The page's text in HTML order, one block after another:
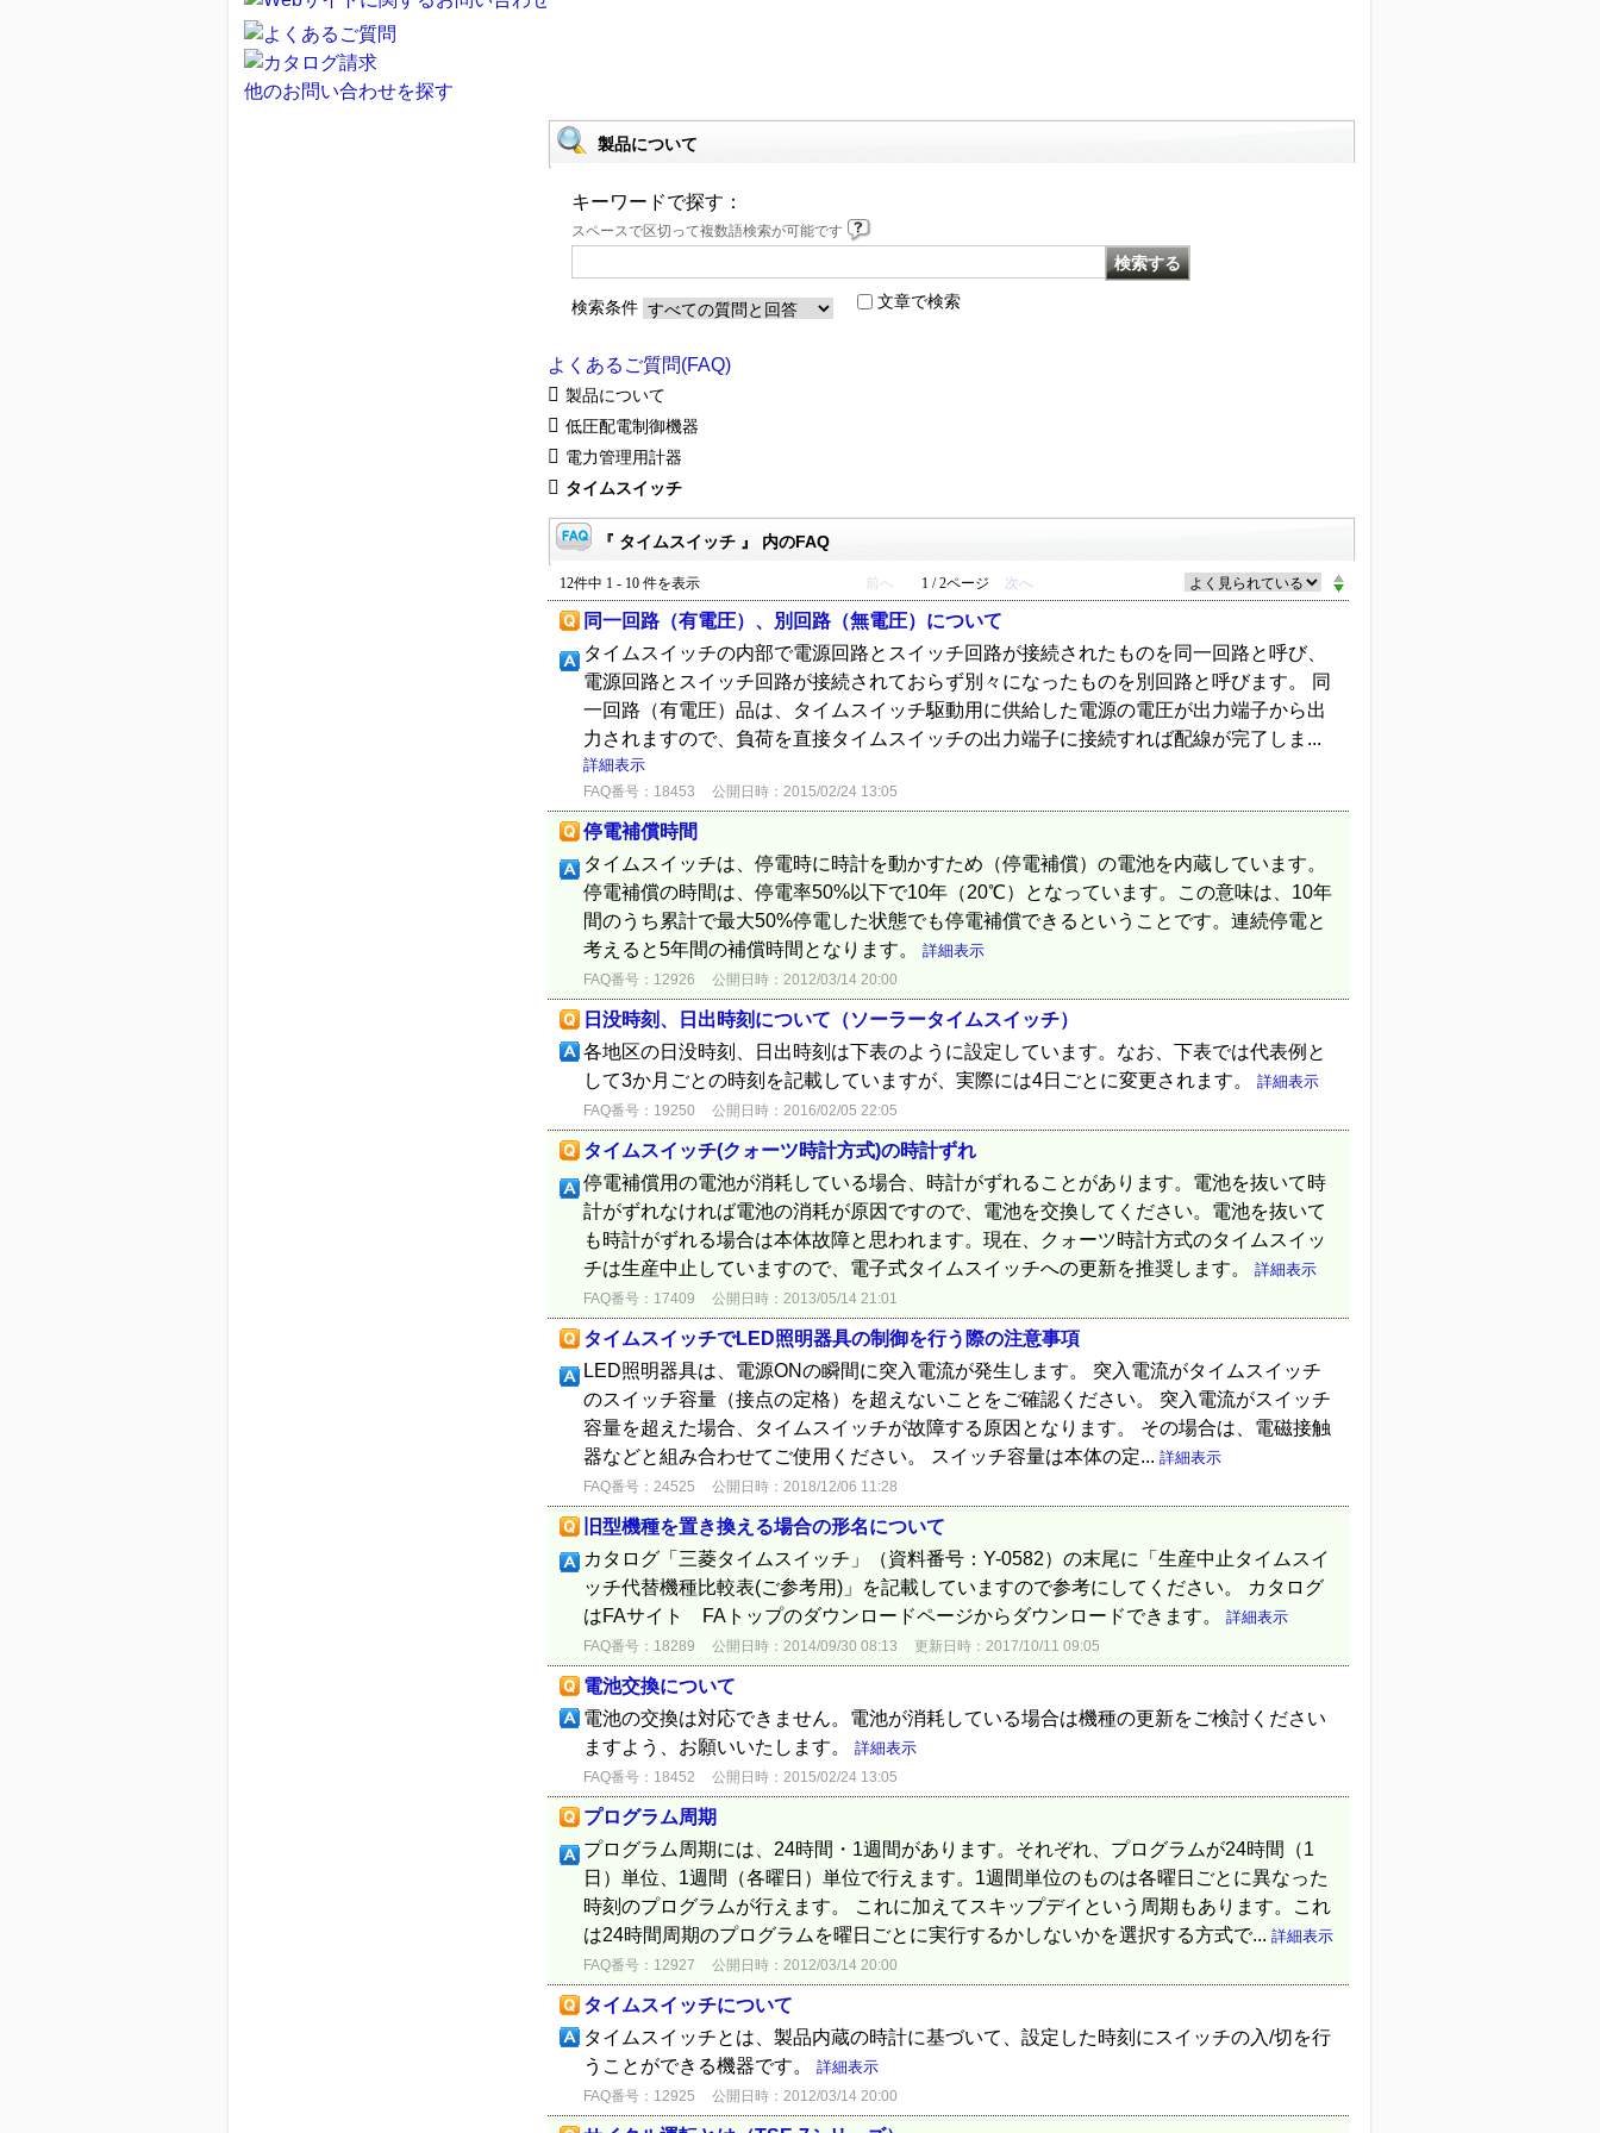
他のお問い合わせを探す
製品について
キーワードで探す：
スペースで区切って複数語検索が可能です
検索条件 文章で検索
よくあるご質問(FAQ)
製品について
低圧配電制御機器
電力管理用計器
タイムスイッチ
『 タイムスイッチ 』 内のFAQ
12件中 1 - 10 件を表示 前へ 1 / 2ページ 次へ
同一回路（有電圧）、別回路（無電圧）について
タイムスイッチの内部で電源回路とスイッチ回路が接続されたものを同一回路と呼び、
電源回路とスイッチ回路が接続されておらず別々になったものを別回路と呼びます。 同
一回路（有電圧）品は、タイムスイッチ駆動用に供給した電源の電圧が出力端子から出
力されますので、負荷を直接タイムスイッチの出力端子に接続すれば配線が完了しま...
詳細表示
FAQ番号：18453 公開日時：2015/02/24 13:05
停電補償時間
タイムスイッチは、停電時に時計を動かすため（停電補償）の電池を内蔵しています。
停電補償の時間は、停電率50%以下で10年（20℃）となっています。この意味は、10年
間のうち累計で最大50%停電した状態でも停電補償できるということです。連続停電と
考えると5年間の補償時間となります。 詳細表示
FAQ番号：12926 公開日時：2012/03/14 20:00
日没時刻、日出時刻について（ソーラータイムスイッチ）
各地区の日没時刻、日出時刻は下表のように設定しています。なお、下表では代表例と
して3か月ごとの時刻を記載していますが、実際には4日ごとに変更されます。 詳細表示
FAQ番号：19250 公開日時：2016/02/05 22:05
タイムスイッチ(クォーツ時計方式)の時計ずれ
停電補償用の電池が消耗している場合、時計がずれることがあります。電池を抜いて時
計がずれなければ電池の消耗が原因ですので、電池を交換してください。電池を抜いて
も時計がずれる場合は本体故障と思われます。現在、クォーツ時計方式のタイムスイッ
チは生産中止していますので、電子式タイムスイッチへの更新を推奨します。 詳細表示
FAQ番号：17409 公開日時：2013/05/14 21:01
タイムスイッチでLED照明器具の制御を行う際の注意事項
LED照明器具は、電源ONの瞬間に突入電流が発生します。 突入電流がタイムスイッチ
のスイッチ容量（接点の定格）を超えないことをご確認ください。 突入電流がスイッチ
容量を超えた場合、タイムスイッチが故障する原因となります。 その場合は、電磁接触
器などと組み合わせてご使用ください。 スイッチ容量は本体の定... 詳細表示
FAQ番号：24525 公開日時：2018/12/06 11:28
旧型機種を置き換える場合の形名について
カタログ「三菱タイムスイッチ」（資料番号：Y-0582）の末尾に「生産中止タイムスイ
ッチ代替機種比較表(ご参考用)」を記載していますので参考にしてください。 カタログ
はFAサイト FAトップのダウンロードページからダウンロードできます。 詳細表示
FAQ番号：18289 公開日時：2014/09/30 08:13 更新日時：2017/10/11 09:05
電池交換について
電池の交換は対応できません。電池が消耗している場合は機種の更新をご検討ください
ますよう、お願いいたします。 詳細表示
FAQ番号：18452 公開日時：2015/02/24 13:05
プログラム周期
プログラム周期には、24時間・1週間があります。それぞれ、プログラムが24時間（1
日）単位、1週間（各曜日）単位で行えます。1週間単位のものは各曜日ごとに異なった
時刻のプログラムが行えます。 これに加えてスキップデイという周期もあります。これ
は24時間周期のプログラムを曜日ごとに実行するかしないかを選択する方式で... 詳細表示
FAQ番号：12927 公開日時：2012/03/14 20:00
タイムスイッチについて
タイムスイッチとは、製品内蔵の時計に基づいて、設定した時刻にスイッチの入/切を行
うことができる機器です。 詳細表示
FAQ番号：12925 公開日時：2012/03/14 20:00